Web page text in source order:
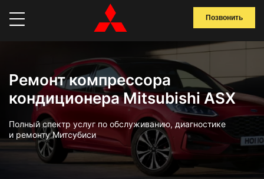
Позвонить
Ремонт компрессора
кондиционера Mitsubishi ASX
Полный спектр услуг по обслуживанию, диагностике
и ремонту Митсубиси